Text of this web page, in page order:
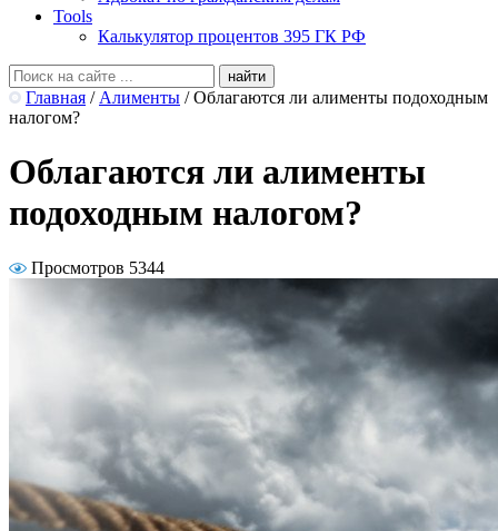
Tools
Калькулятор процентов 395 ГК РФ
Главная / Алименты / Облагаются ли алименты подоходным
налогом?
Облагаются ли алименты
подоходным налогом?
Просмотров 5344